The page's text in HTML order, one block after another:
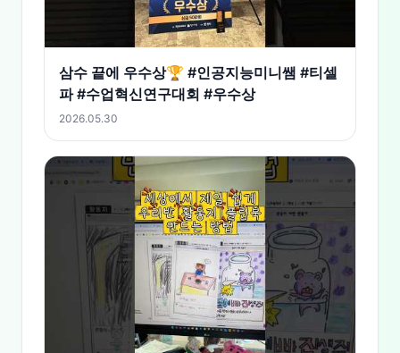
삼수 끝에 우수상🏆 #인공지능미니쌤 #티셀
파 #수업혁신연구대회 #우수상
2026.05.30